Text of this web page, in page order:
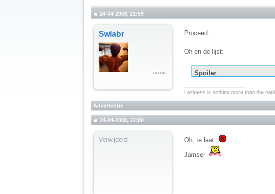
24-04-2008, 21:59
Swlabr Proceed.
Oh en de lijst:
Spoiler
Laziness is nothing more than the
Advertentie
24-04-2008, 22:00
Verwijderd
Oh, te laat.
Jamser